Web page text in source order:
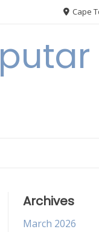
Cape
Archives
March 2026